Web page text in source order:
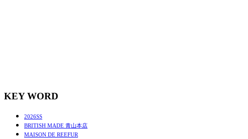
KEY WORD
2026SS
BRITISH MADE 青山本店
MAISON DE REEFUR